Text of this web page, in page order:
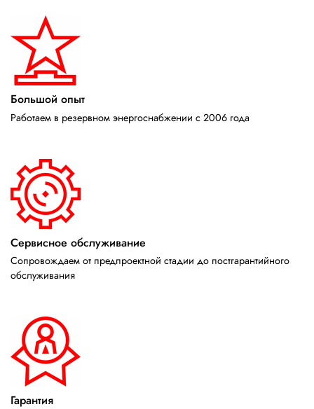
Большой опыт
Работаем в резервном энергоснабжении с 2006 года
Сервисное обслуживание
Сопровождаем от предпроектной стадии до постгарантийного
обслуживания
Гарантия